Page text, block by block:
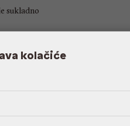
sukladno
kolačiće